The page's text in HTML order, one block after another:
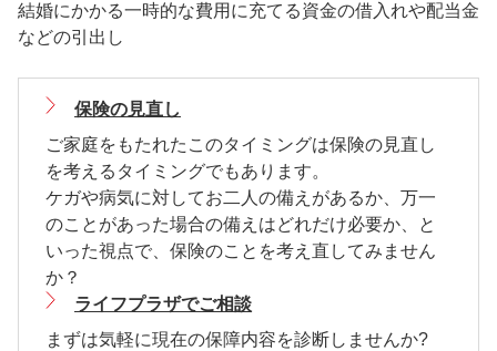
結婚にかかる一時的な費用に充てる資金の借入れや配当金
などの引出し
保険の見直し
ご家庭をもたれたこのタイミングは保険の見直し
を考えるタイミングでもあります。
ケガや病気に対してお二人の備えがあるか、万一
のことがあった場合の備えはどれだけ必要か、と
いった視点で、保険のことを考え直してみません
か？
ライフプラザでご相談
まずは気軽に現在の保障内容を診断しませんか?